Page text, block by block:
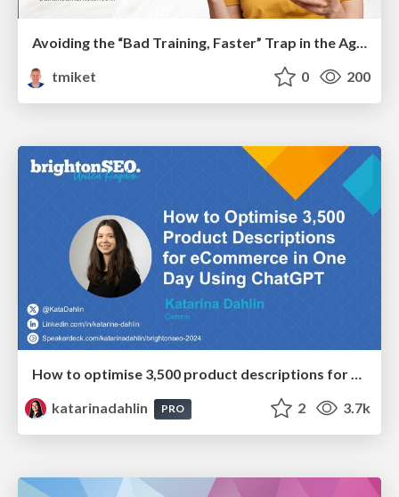
Avoiding the “Bad Training, Faster” Trap in the Age of AI
tmiket
0 200
How to optimise 3,500 product descriptions for ecommerce in one day using ChatGPT
katarinadahlin
PRO 2 3.7k